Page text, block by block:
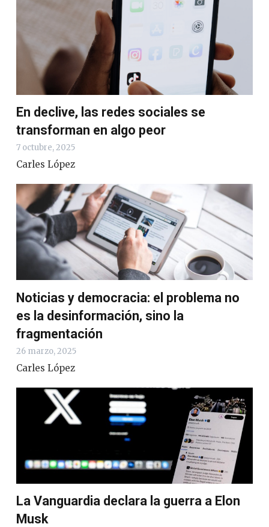
En declive, las redes sociales se
transforman en algo peor
7 octubre, 2025
Carles López
Noticias y democracia: el problema no
es la desinformación, sino la
fragmentación
26 marzo, 2025
Carles López
La Vanguardia declara la guerra a Elon
Musk